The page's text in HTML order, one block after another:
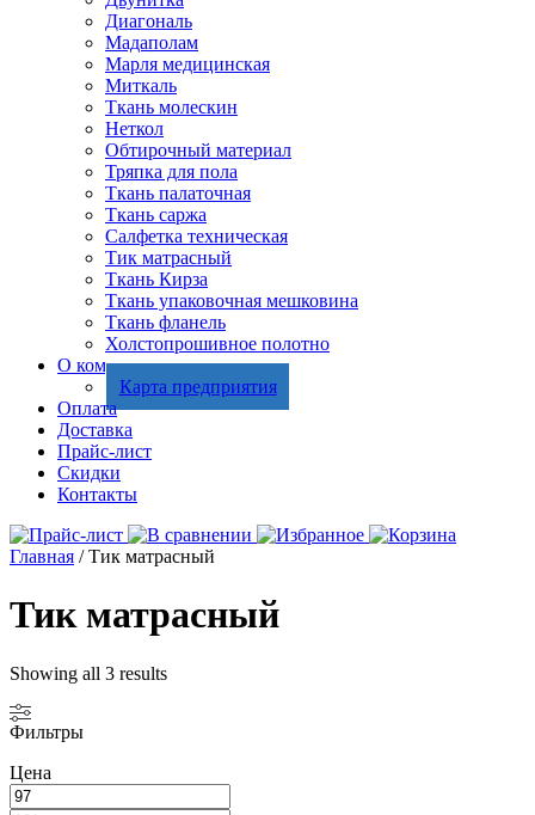
Диагональ
Мадаполам
Марля медицинская
Миткаль
Ткань молескин
Неткол
Обтирочный материал
Тряпка для пола
Ткань палаточная
Ткань саржа
Салфетка техническая
Тик матрасный
Ткань Кирза
Ткань упаковочная мешковина
Ткань фланель
Холстопрошивное полотно
О компании
Карта предприятия
Оплата
Доставка
Прайс-лист
Скидки
Контакты
Главная / Тик матрасный
Тик матрасный
Showing all 3 results
Фильтры
Цена